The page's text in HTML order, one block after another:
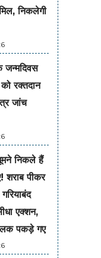
निकलेगी
जन्मदिवस
रक्तदान
जांच
निकले हैं
शराब पीकर
एक्शन,
पकड़े गए